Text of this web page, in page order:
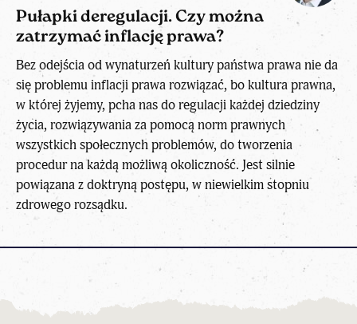
Pułapki deregulacji. Czy można
zatrzymać inflację prawa?
Bez odejścia od wynaturzeń kultury państwa prawa nie da
się problemu inflacji prawa rozwiązać, bo kultura prawna,
w której żyjemy, pcha nas do regulacji każdej dziedziny
życia, rozwiązywania za pomocą norm prawnych
wszystkich społecznych problemów, do tworzenia
procedur na każdą możliwą okoliczność. Jest silnie
powiązana z doktryną postępu, w niewielkim stopniu
zdrowego rozsądku.